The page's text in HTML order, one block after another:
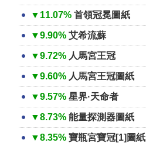
▼11.07% 首領冠冕圖紙
▼9.90% 艾希流蘇
▼9.72% 人馬宮王冠
▼9.60% 人馬宮王冠圖紙
▼9.57% 星界·天命者
▼8.73% 能量探測器圖紙
▼8.35% 寶瓶宮寶冠[1]圖紙